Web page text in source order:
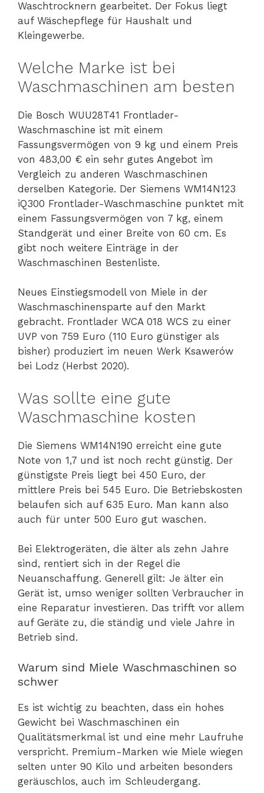
Waschtrocknern gearbeitet. Der Fokus liegt
auf Wäschepflege für Haushalt und
Kleingewerbe.
Welche Marke ist bei
Waschmaschinen am besten
Die Bosch WUU28T41 Frontlader-
Waschmaschine ist mit einem
Fassungsvermögen von 9 kg und einem Preis
von 483,00 € ein sehr gutes Angebot im
Vergleich zu anderen Waschmaschinen
derselben Kategorie. Der Siemens WM14N123
iQ300 Frontlader-Waschmaschine punktet mit
einem Fassungsvermögen von 7 kg, einem
Standgerät und einer Breite von 60 cm. Es
gibt noch weitere Einträge in der
Waschmaschinen Bestenliste.
Neues Einstiegsmodell von Miele in der
Waschmaschinensparte auf den Markt
gebracht. Frontlader WCA 018 WCS zu einer
UVP von 759 Euro (110 Euro günstiger als
bisher) produziert im neuen Werk Ksawerów
bei Lodz (Herbst 2020).
Was sollte eine gute
Waschmaschine kosten
Die Siemens WM14N190 erreicht eine gute
Note von 1,7 und ist noch recht günstig. Der
günstigste Preis liegt bei 450 Euro, der
mittlere Preis bei 545 Euro. Die Betriebskosten
belaufen sich auf 635 Euro. Man kann also
auch für unter 500 Euro gut waschen.
Bei Elektrogeräten, die älter als zehn Jahre
sind, rentiert sich in der Regel die
Neuanschaffung. Generell gilt: Je älter ein
Gerät ist, umso weniger sollten Verbraucher in
eine Reparatur investieren. Das trifft vor allem
auf Geräte zu, die ständig und viele Jahre in
Betrieb sind.
Warum sind Miele Waschmaschinen so
schwer
Es ist wichtig zu beachten, dass ein hohes
Gewicht bei Waschmaschinen ein
Qualitätsmerkmal ist und eine mehr Laufruhe
verspricht. Premium-Marken wie Miele wiegen
selten unter 90 Kilo und arbeiten besonders
geräuschlos, auch im Schleudergang.